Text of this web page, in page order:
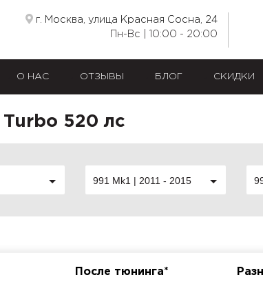
г. Москва, улица Красная Сосна, 24
Пн-Вс | 10:00 - 20:00
О НАС ОТЗЫВЫ БЛОГ СКИДКИ
Turbo 520 лс
991 Mk1 | 2011 - 2015
После тюнинга*